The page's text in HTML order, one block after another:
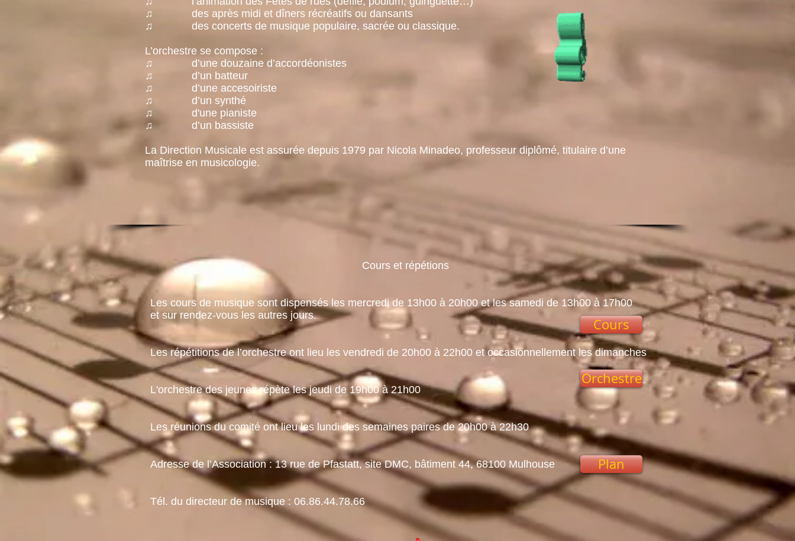
♫ des après midi et dîners récréatifs ou dansants
♫ des concerts de musique populaire, sacrée ou classique.
L’orchestre se compose :
♫ d’une douzaine d’accordéonistes
♫ d’un batteur
♫ d’une accesoiriste
♫
d’un synthé
♫ d'une pianiste
♫ d’un bassiste
La Direction Musicale est assurée depuis 1979 par Nicola Minadeo, professeur diplômé, titulaire d’une
maîtrise en musicologie.
Cours et répétions
Les cours de musique sont dispensés les mercredi de 13h00 à 20h00et les samedi de 13h00 à 17h00
et sur rendez-vous les autres jours.
Les répétitions de l’orchestre ont lieu les vendredi de 20h00 à 22h00 etoccasionnellement les dimanches
L'orchestre des jeunes répète les jeudi de 19h00 à 21h00
Les réunions du comité ont lieu les lundi des semaines paires de 20h00 à 22h30
Adresse de l’Association : 13 rue de Pfastatt, site DMC, bâtiment 44, 68100 Mulhouse
Tél. du directeur de musique : 06.86.44.78.66
Cours
Orchestre
Plan